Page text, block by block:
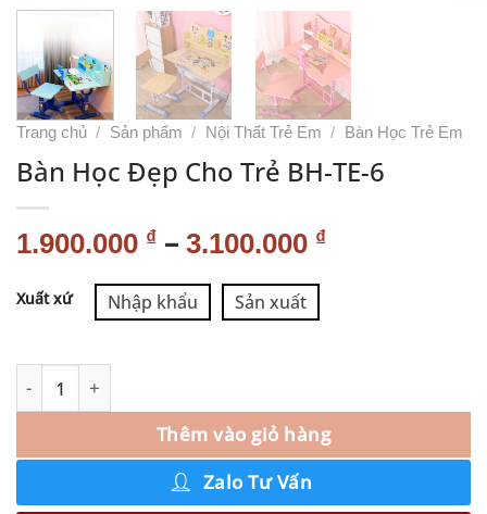
Trang chủ / Sản phẩm / Nội Thất Trẻ Em / Bàn Học Trẻ Em
Bàn Học Đẹp Cho Trẻ BH-TE-6
1.900.000 ₫ – 3.100.000 ₫
Xuất xứ Nhập khẩu Sản xuất
Thêm vào giỏ hàng
Alternative:
Zalo Tư Vấn